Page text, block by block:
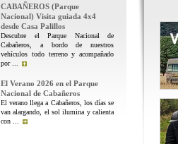
CABAÑEROS (Parque
Nacional) Visita guiada 4x4
desde Casa Palillos
Descubre el Parque Nacional de
Cabañeros, a bordo de nuestros
vehículos todo terreno y acompañado
por ...
El Verano 2026 en el Parque
Nacional de Cabañeros
El verano llega a Cabañeros, los días se
van alargando, el sol ilumina y calienta
con ...